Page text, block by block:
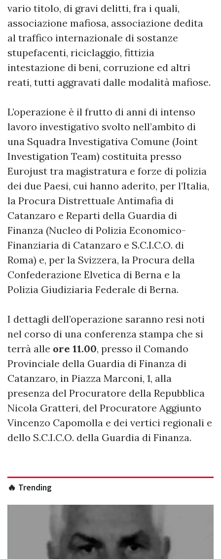
vario titolo, di gravi delitti, fra i quali,
associazione mafiosa, associazione dedita
al traffico internazionale di sostanze
stupefacenti, riciclaggio, fittizia
intestazione di beni, corruzione ed altri
reati, tutti aggravati dalle modalità mafiose.
L’operazione è il frutto di anni di intenso
lavoro investigativo svolto nell’ambito di
una Squadra Investigativa Comune (Joint
Investigation Team) costituita presso
Eurojust tra magistratura e forze di polizia
dei due Paesi, cui hanno aderito, per l’Italia,
la Procura Distrettuale Antimafia di
Catanzaro e Reparti della Guardia di
Finanza (Nucleo di Polizia Economico-
Finanziaria di Catanzaro e S.C.I.C.O. di
Roma) e, per la Svizzera, la Procura della
Confederazione Elvetica di Berna e la
Polizia Giudiziaria Federale di Berna.
I dettagli dell’operazione saranno resi noti
nel corso di una conferenza stampa che si
terrà alle ore 11.00, presso il Comando
Provinciale della Guardia di Finanza di
Catanzaro, in Piazza Marconi, 1, alla
presenza del Procuratore della Repubblica
Nicola Gratteri, del Procuratore Aggiunto
Vincenzo Capomolla e dei vertici regionali e
dello S.C.I.C.O. della Guardia di Finanza.
🔥 Trending